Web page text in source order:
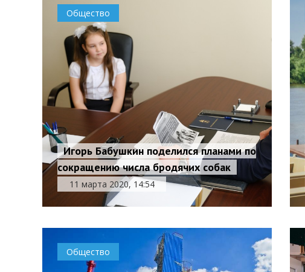
Общество
Игорь Бабушкин поделился планами по
сокращению числа бродячих собак
11 марта 2020, 14:54
Общество